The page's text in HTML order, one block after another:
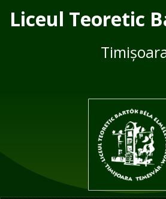
Liceul Teoretic
navigation